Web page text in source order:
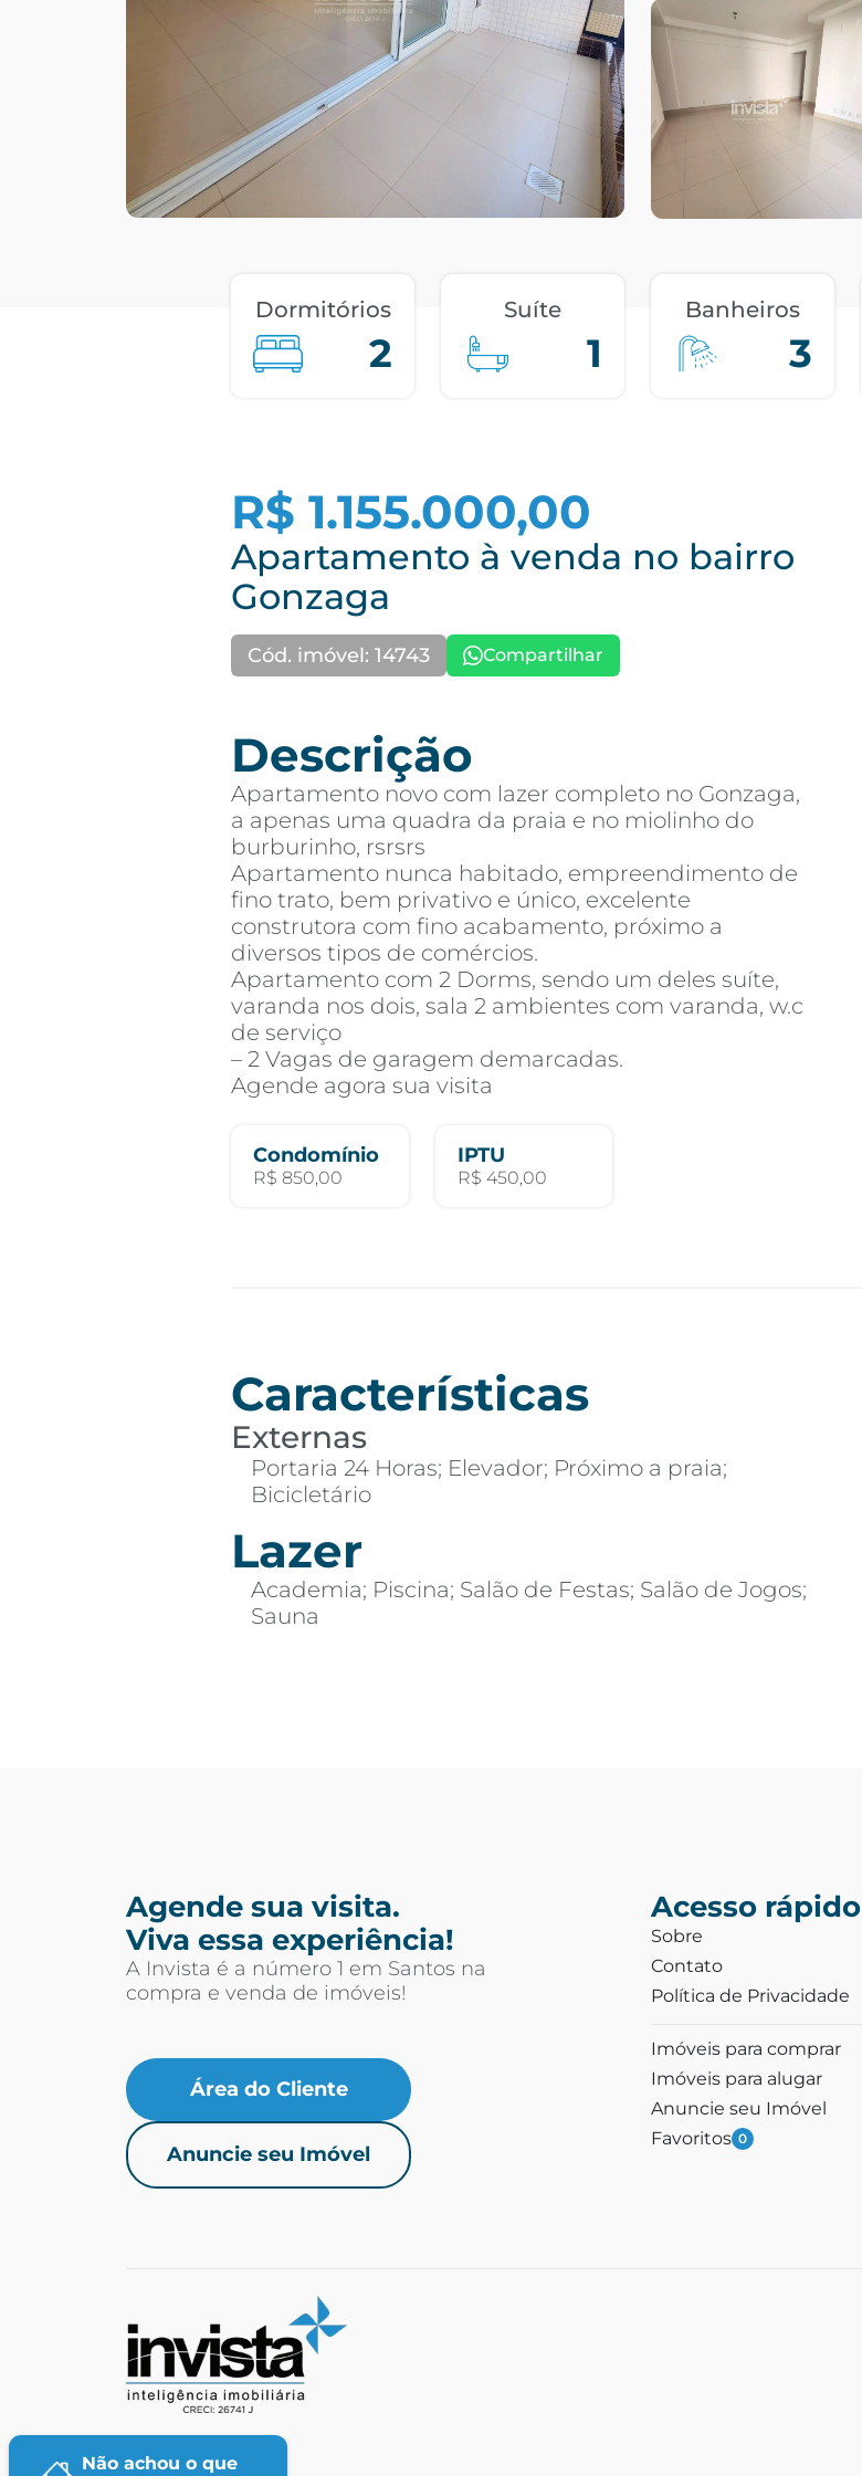
Dormitórios
2
Suíte
1
Banheiros
3
R$ 1.155.000,00
Apartamento à venda no bairro
Gonzaga
Cód. imóvel: 14743 Compartilhar
Descrição
Apartamento novo com lazer completo no Gonzaga,
a apenas uma quadra da praia e no miolinho do
burburinho, rsrsrs
Apartamento nunca habitado, empreendimento de
fino trato, bem privativo e único, excelente
construtora com fino acabamento, próximo a
diversos tipos de comércios.
Apartamento com 2 Dorms, sendo um deles suíte,
varanda nos dois, sala 2 ambientes com varanda, w.c
de serviço
– 2 Vagas de garagem demarcadas.
Agende agora sua visita
Condomínio
R$ 850,00
IPTU
R$ 450,00
Características
Externas
Portaria 24 Horas; Elevador; Próximo a praia;
Bicicletário
Lazer
Academia; Piscina; Salão de Festas; Salão de Jogos;
Sauna
Agende sua visita.
Viva essa experiência!
A Invista é a número 1 em Santos na
compra e venda de imóveis!
Área do Cliente
Anuncie seu Imóvel
Acesso rápido
Sobre
Contato
Política de Privacidade
Imóveis para comprar
Imóveis para alugar
Anuncie seu Imóvel
Favoritos 0
Não achou o que